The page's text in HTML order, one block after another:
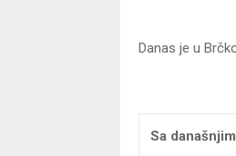
Danas je u
Sa